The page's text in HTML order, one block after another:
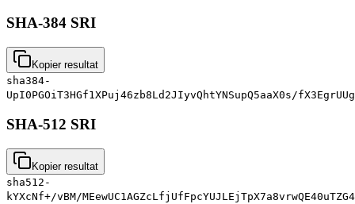
SHA-384 SRI
Kopier resultat
sha384-
UpI0PGOiT3HGf1XPuj46zb8Ld2JIyvQhtYNSupQ5aaX0s/
SHA-512 SRI
Kopier resultat
sha512-
kYXcNf+/vBM/